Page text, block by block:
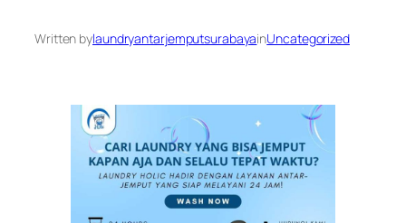
Written bylaundryantarjemputsurabayainUncategorized